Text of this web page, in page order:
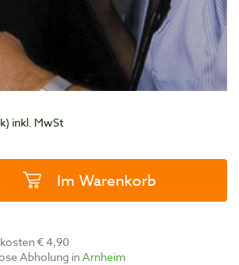
inkl. MwSt
Im Warenkorb
€ 4,90
Abholung inArnheim